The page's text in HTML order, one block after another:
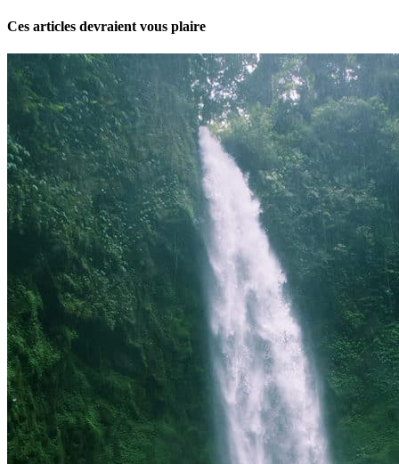
Ces articles devraient vous plaire